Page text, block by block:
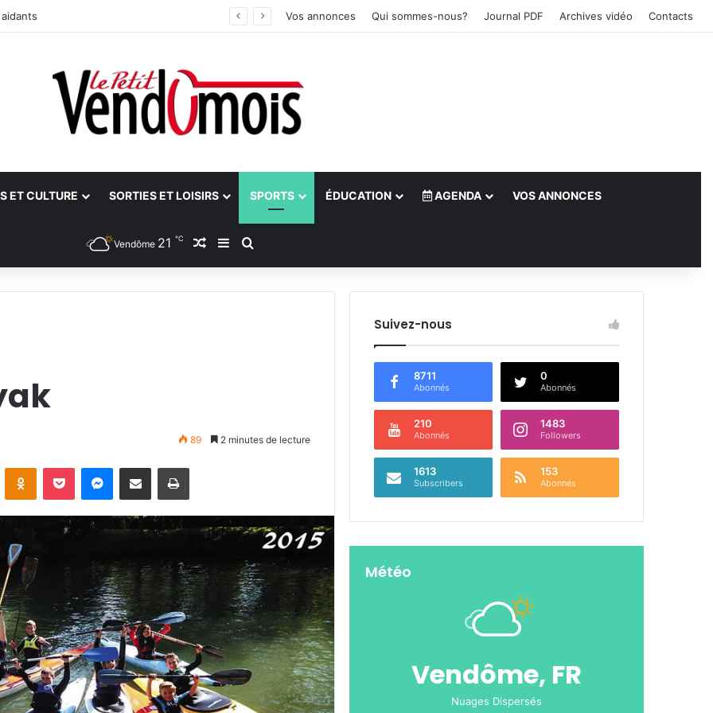
Vos annonces Qui sommes-nous? Journal PDF Archives vidéo Contacts
ET CULTURE SORTIES ET LOISIRS SPORTS ÉDUCATION AGENDA VOS ANNONCES
Vendôme 21 ℃ Article Aléatoire
Sidebar (barre latérale)
Rechercher
89 2 minutes de lecture
Suivez-nous
8711
Abonnés
0
Abonnés
210
Abonnés
1483
Followers
1613
Subscribers
153
Abonnés
Météo
Vendôme, FR
Nuages Dispersés